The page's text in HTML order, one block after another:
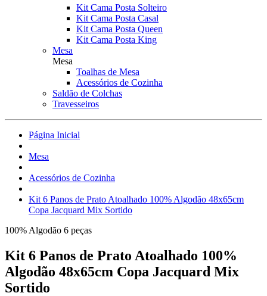
Kit Cama Posta Solteiro
Kit Cama Posta Casal
Kit Cama Posta Queen
Kit Cama Posta King
Mesa
Mesa
Toalhas de Mesa
Acessórios de Cozinha
Saldão de Colchas
Travesseiros
Página Inicial
Mesa
Acessórios de Cozinha
Kit 6 Panos de Prato Atoalhado 100% Algodão 48x65cm
Copa Jacquard Mix Sortido
100% Algodão 6 peças
Kit 6 Panos de Prato Atoalhado 100%
Algodão 48x65cm Copa Jacquard Mix
Sortido